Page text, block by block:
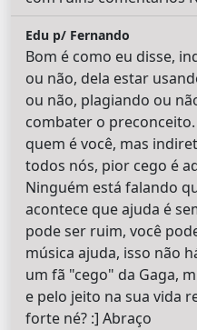
Edu p/ Fernando
Bom é como eu disse,
ou não, dela estar
ou não, plagiando ou
combater o
quem é você, mas
todos nós, pior cego é
Ninguém está falando
acontece que ajuda é
pode ser ruim, você
música ajuda, isso não
um fã "cego" da Gaga,
e pelo jeito na sua vida
forte né? :] Abraço